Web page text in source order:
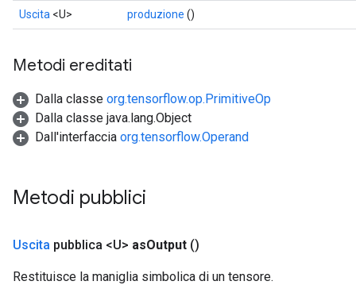
Uscita <U> produzione ()
Metodi ereditati
Dalla classe org.tensorflow.op.PrimitiveOp
Dalla classe java.lang.Object
Dall'interfaccia org.tensorflow.Operand
Metodi pubblici
Uscita pubblica <U> asOutput ()
Restituisce la maniglia simbolica di un tensore.